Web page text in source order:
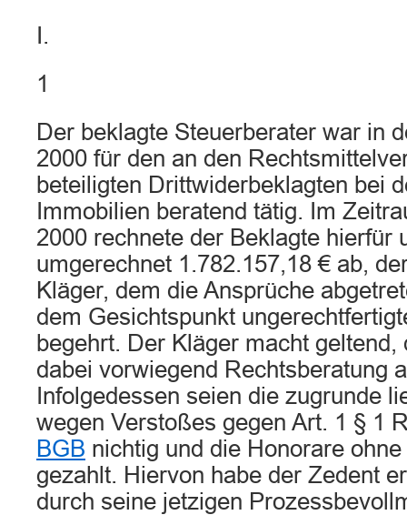
I.
1
Der beklagte Steuerberater war in
2000 für den an den
beteiligten Drittwiderbeklagten bei
Immobilien beratend tätig. Im
2000 rechnete der Beklagte hierfür
umgerechnet 1.782.157,18 € ab,
Kläger, dem die Ansprüche
dem Gesichtspunkt
begehrt. Der Kläger macht geltend,
dabei vorwiegend Rechtsberatung
Infolgedessen seien die zugrunde
wegen Verstoßes gegen Art. 1 § 1
BGB nichtig und die Honorare
gezahlt. Hiervon habe der Zedent
durch seine jetzigen